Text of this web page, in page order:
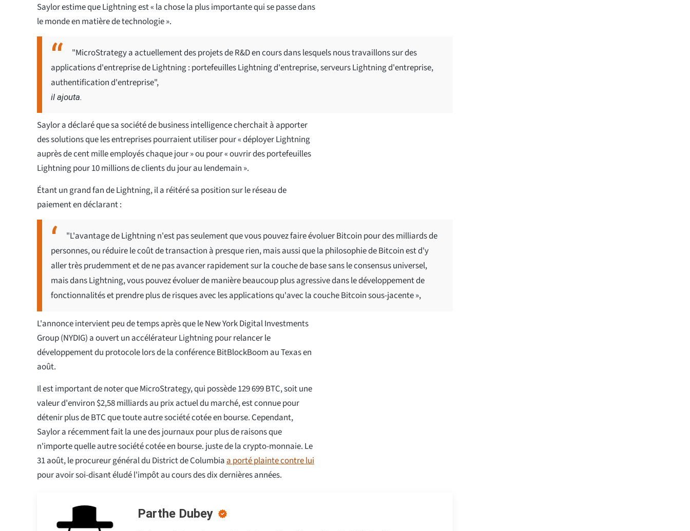
Saylor estime que Lightning est « la chose la plus importante qui se passe dans
le monde en matière de technologie ».
"MicroStrategy a actuellement des projets de R&D en cours dans lesquels nous travaillons sur des
applications d'entreprise de Lightning : portefeuilles Lightning d'entreprise, serveurs Lightning d'entreprise,
authentification d'entreprise",
il ajouta.
Saylor a déclaré que sa société de business intelligence cherchait à apporter
des solutions que les entreprises pourraient utiliser pour « déployer Lightning
auprès de cent mille employés chaque jour » ou pour « ouvrir des portefeuilles
Lightning pour 10 millions de clients du jour au lendemain ».
Étant un grand fan de Lightning, il a réitéré sa position sur le réseau de
paiement en déclarant :
"L'avantage de Lightning n'est pas seulement que vous pouvez faire évoluer Bitcoin pour des milliards de
personnes, ou réduire le coût de transaction à presque rien, mais aussi que la philosophie de Bitcoin est d'y
aller très prudemment et de ne pas avancer rapidement sur la couche de base sans le consensus universel,
mais dans Lightning, vous pouvez évoluer de manière beaucoup plus agressive dans le développement de
fonctionnalités et prendre plus de risques avec les applications qu'avec la couche Bitcoin sous-jacente »,
L'annonce intervient peu de temps après que le New York Digital Investments
Group (NYDIG) a ouvert un accélérateur Lightning pour relancer le
développement du protocole lors de la conférence BitBlockBoom au Texas en
août.
Il est important de noter que MicroStrategy, qui possède 129 699 BTC, soit une
valeur d'environ $2,58 milliards au prix actuel du marché, est connue pour
détenir plus de BTC que toute autre société cotée en bourse. Cependant,
Saylor a récemment fait la une des journaux pour plus de raisons que
n'importe quelle autre société cotée en bourse. juste de la crypto-monnaie. Le
31 août, le procureur général du District de Columbia a porté plainte contre lui
pour avoir soi-disant éludé l'impôt au cours des dix dernières années.
Parthe Dubey